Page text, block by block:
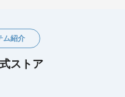
ム紹介
ストア